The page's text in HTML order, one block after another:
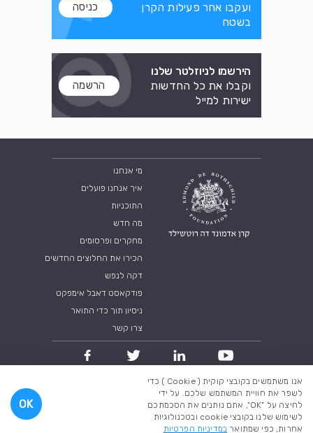
ועקבו אחר פעילות הקרן
בשטח
כניסה
הירשמו לניוזלטר שלנו
וקבלו את כל החדשות
ישירות למייל
הרשמה
מי אנחנו
איך אנחנו פועלים
התוכניות
מה חדש
מחקרים ופרסומים
הכירו את החלוצים החדשים
דקה לנפש
פודקאסט דאבל אימפקט
ניסיון תוך כדי התואר
צרו קשר
מדיניות פרטיות
כל הזכויות שמורות לקרן אדמונד דה רוטשילד 2018
A brilliant company
אנו משתמשים בקובצי קוקית ( Cookie ) כדי
לשפר את חוויית המשתמש שלכם. על ידי
לחיצה על "OK", אתם נותנים את הסכמתכם
לשימוש שלנו בקובצי cookie ובטכנולוגיות
אחרות, כפי שמתואר במדיניות הפרטיות
OK